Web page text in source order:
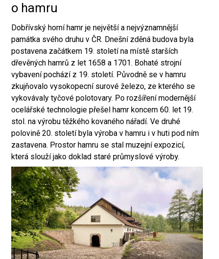
o hamru
Dobřívský horní hamr je největší a nejvýznamnější
památka svého druhu v ČR. Dnešní zděná budova byla
postavena začátkem 19. století na místě starších
dřevěných hamrů z let 1658 a 1701. Bohaté strojní
vybavení pochází z 19. století. Původně se v hamru
zkujňovalo vysokopecní surové železo, ze kterého se
vykovávaly tyčové polotovary. Po rozšíření modernější
ocelářské technologie přešel hamr koncem 60. let 19.
stol. na výrobu těžkého kovaného nářadí. Ve druhé
polovině 20. století byla výroba v hamru i v huti pod ním
zastavena. Prostor hamru se stal muzejní expozicí,
která slouží jako doklad staré průmyslové výroby.